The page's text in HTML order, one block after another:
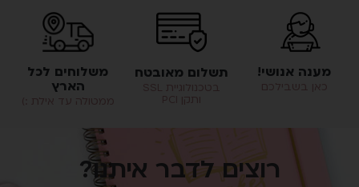
מענה אנושי! תשלום מאובטח
משלוחים לכל
הארץ
רוצים לדבר איתנו?